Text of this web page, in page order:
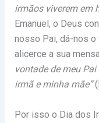
irmãos viverem em
Emanuel, o Deus
nosso Pai, dá-nos o
alicerce a sua
vontade de meu
irmã e minha mãe”
Por isso o Dia dos